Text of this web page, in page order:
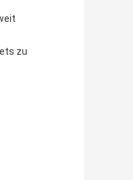
zu